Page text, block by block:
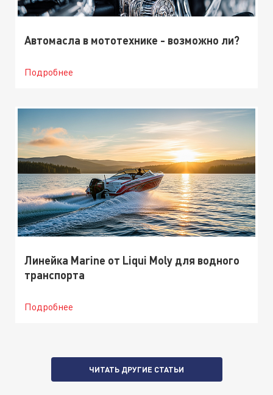
Автомасла в мототехнике - возможно ли?
Подробнее
Линейка Marine от Liqui Moly для водного
транспорта
Подробнее
ЧИТАТЬ ДРУГИЕ СТАТЬИ